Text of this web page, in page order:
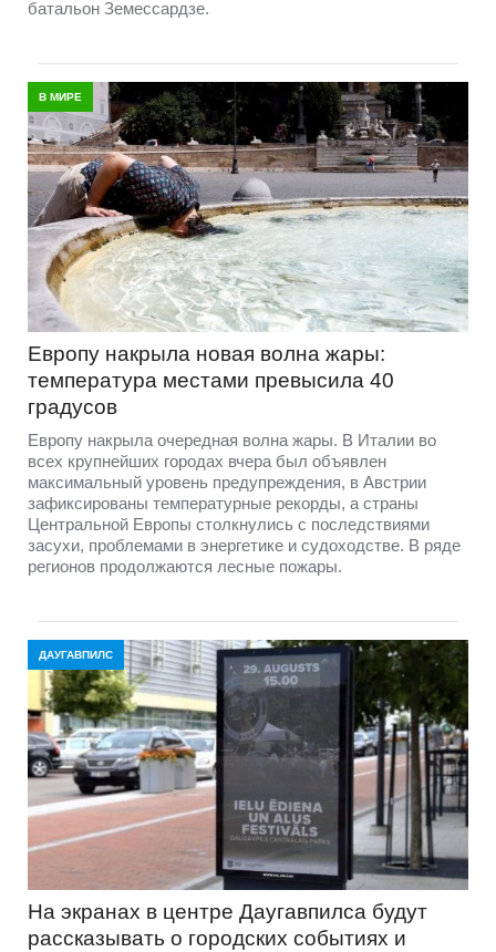
батальон Земессардзе.
В МИРЕ
Европу накрыла новая волна жары:
температура местами превысила 40
градусов
Европу накрыла очередная волна жары. В Италии во
всех крупнейших городах вчера был объявлен
максимальный уровень предупреждения, в Австрии
зафиксированы температурные рекорды, а страны
Центральной Европы столкнулись с последствиями
засухи, проблемами в энергетике и судоходстве. В ряде
регионов продолжаются лесные пожары.
ДАУГАВПИЛС
На экранах в центре Даугавпилса будут
рассказывать о городских событиях и